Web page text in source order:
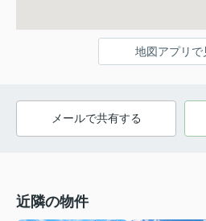
地図アプリで
メールで共有する
近隣の物件